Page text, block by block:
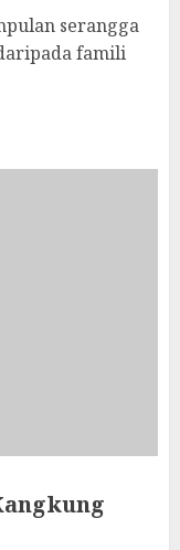
serangga
famili